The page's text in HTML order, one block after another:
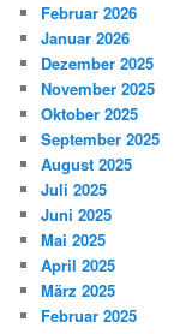
Februar 2026
Januar 2026
Dezember 2025
November 2025
Oktober 2025
September 2025
August 2025
Juli 2025
Juni 2025
Mai 2025
April 2025
März 2025
Februar 2025